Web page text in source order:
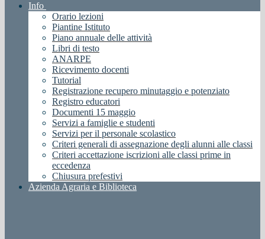
Info
Orario lezioni
Piantine Istituto
Piano annuale delle attività
Libri di testo
ANARPE
Ricevimento docenti
Tutorial
Registrazione recupero minutaggio e potenziato
Registro educatori
Documenti 15 maggio
Servizi a famiglie e studenti
Servizi per il personale scolastico
Criteri generali di assegnazione degli alunni alle classi
Criteri accettazione iscrizioni alle classi prime in
eccedenza
Chiusura prefestivi
Azienda Agraria e Biblioteca